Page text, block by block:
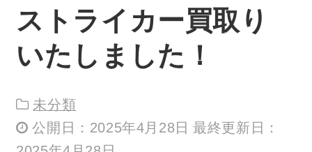
ストライカー買取り
いたしました！
未分類
公開日：2025年4月28日 最終更新日：